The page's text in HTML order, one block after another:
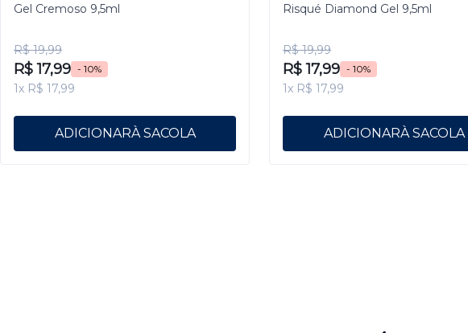
Gel Cremoso 9,5ml
R$ 19,99
R$ 17,99 - 10%
1x R$ 17,99
ADICIONAR
Risqué Diamond Gel 9,5ml
R$ 19,99
R$ 17,99 - 10%
1x R$ 17,99
ADICIONAR